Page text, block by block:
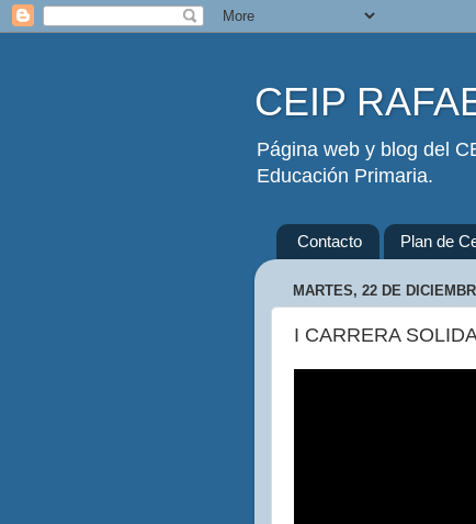
CEIP
Página web y blog del
Educación Primaria.
Contacto Plan de
MARTES, 22 DE
I CARRERA